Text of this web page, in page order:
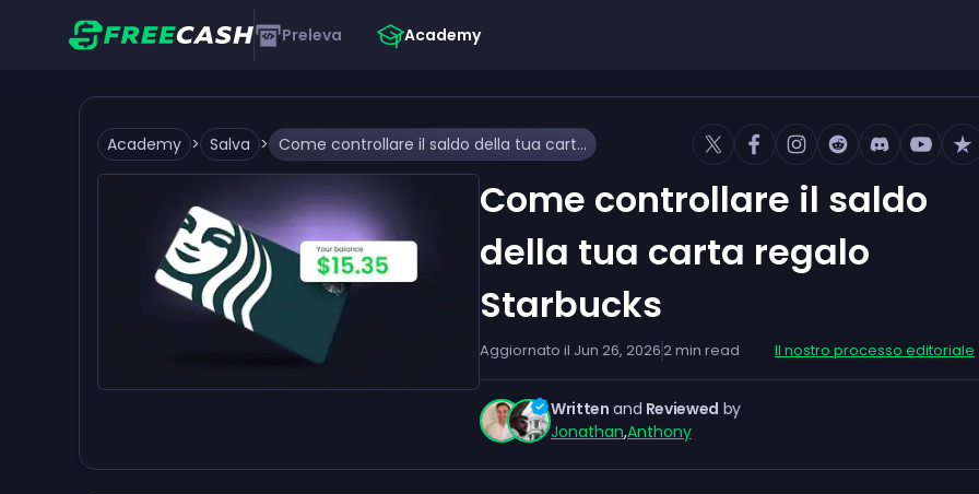
Preleva Academy
Academy > Salva > Come controllare il saldo della tua carta regalo Starbucks
Come controllare il saldo
della tua carta regalo
Starbucks
Aggiornato il Jun 26, 20262min read Il nostro processo editoriale
Written and Reviewed by
Jonathan,Anthony